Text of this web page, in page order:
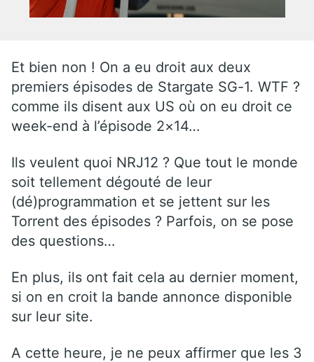
Et bien non ! On a eu droit aux deux
premiers épisodes de Stargate SG-1. WTF ?
comme ils disent aux US où on eu droit ce
week-end à l’épisode 2×14…
Ils veulent quoi NRJ12 ? Que tout le monde
soit tellement dégouté de leur
(dé)programmation et se jettent sur les
Torrent des épisodes ? Parfois, on se pose
des questions…
En plus, ils ont fait cela au dernier moment,
si on en croit la bande annonce disponible
sur leur site.
A cette heure, je ne peux affirmer que les 3